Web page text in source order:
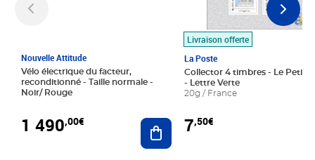
Nouvelle Attitude
Vélo électrique du facteur,
reconditionné - Taille normale -
Noir/ Rouge
1 490,00€ Ajouter au panier
Livraison offerte
La Poste
Collector 4 timbres - Le Petit
- Lettre Verte
20g / France
7,50€